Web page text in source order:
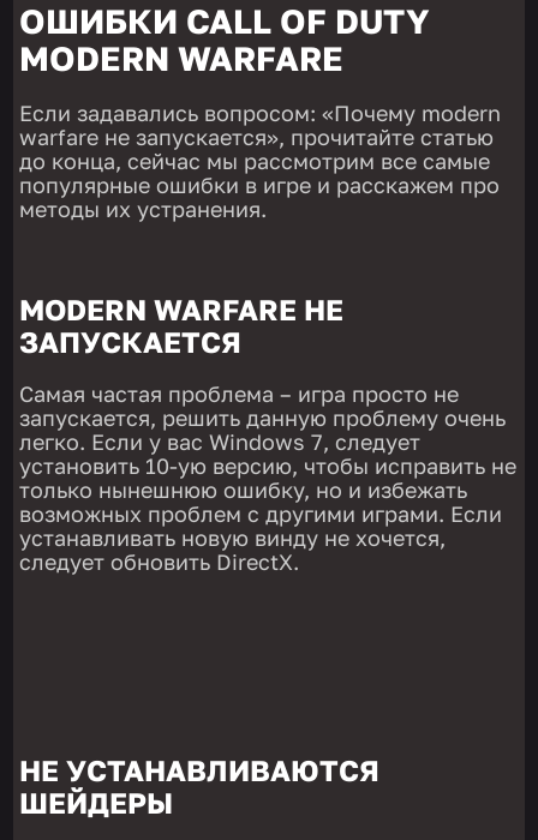
ОШИБКИ CALL OF DUTY
MODERN WARFARE
Если задавались вопросом: «Почему modern
warfare не запускается», прочитайте статью
до конца, сейчас мы рассмотрим все самые
популярные ошибки в игре и расскажем про
методы их устранения.
MODERN WARFARE НЕ
ЗАПУСКАЕТСЯ
Самая частая проблема – игра просто не
запускается, решить данную проблему очень
легко. Если у вас Windows 7, следует
установить 10-ую версию, чтобы исправить не
только нынешнюю ошибку, но и избежать
возможных проблем с другими играми. Если
устанавливать новую винду не хочется,
следует обновить DirectX.
НЕ УСТАНАВЛИВАЮТСЯ
ШЕЙДЕРЫ